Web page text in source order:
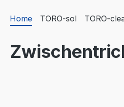
Home TORO-sol TORO-